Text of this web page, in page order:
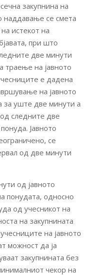
закупнина на
наддавање се смета
истекот на
при што
две минути
траење на јавното
е дадена
на јавното
уште две минути а
следните две
Јавното
се
од две минути
од јавното
понудата, односно
од учесникот на
на закупнината
на јавното
можност да ја
закупнината без
чекор на